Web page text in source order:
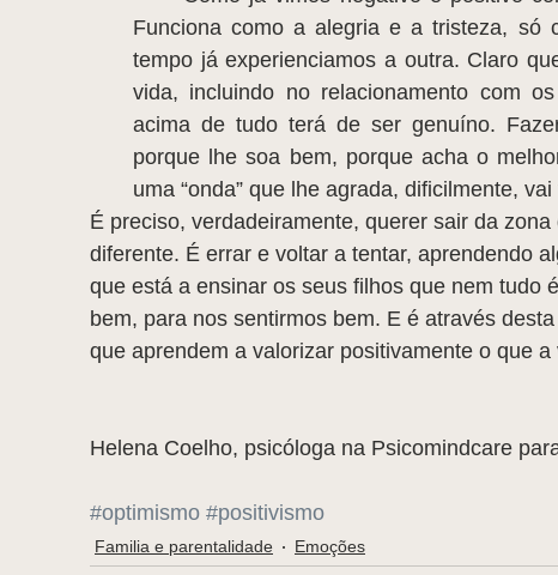
Funciona como a alegria e a tristeza, só
tempo já experienciamos a outra. Claro
vida, incluindo no relacionamento com
acima de tudo terá de ser genuíno.
porque lhe soa bem, porque acha o
uma “onda” que lhe agrada, dificilmente,
É preciso, verdadeiramente, querer sair da
diferente. É errar e voltar a tentar, aprendendo
que está a ensinar os seus filhos que nem tudo
bem, para nos sentirmos bem. E é através
que aprendem a valorizar positivamente o que
Helena Coelho, psicóloga na Psicomindcare
#optimismo #positivismo
Familia e parentalidade Emoções